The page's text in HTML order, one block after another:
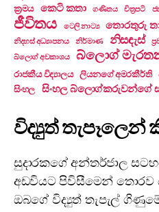
ක්‍රමය කෙටි කතා ගණිතය චිත්‍රපටි
ජීවිතය ටෙලි නාට්‍ය තොරතුරු
නිදහස් අධ්‍යාපනය නිර්මාණ නිසඳැස්
බ්ලොග් අවකාශය බ්ලොග්
රාජකීය විද්‍යාලය
ලියනගේ අමරකීර්ති
සිංහල සිංහල බ්ලොග්කරුවන්ගේ
විද්‍යුත්
සුදාරකගේ අන්තර්ජාල
අඩවියට පිවිසීමෙන් තොරව
ඔබගේ විද්‍යුත් තැපැල්